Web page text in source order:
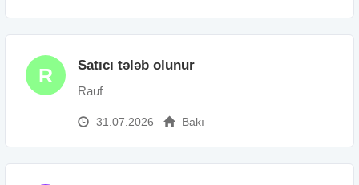
R Satıcı tələb olunur
Rauf
31.07.2026 Bakı